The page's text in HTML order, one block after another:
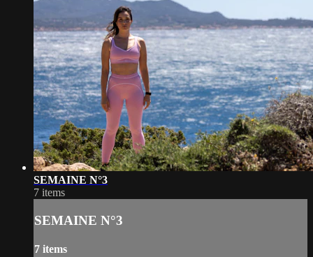
SEMAINE N°3
7 items
SEMAINE N°3
7 items